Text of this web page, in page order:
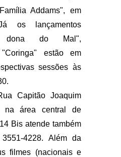
Addams", em
os lançamentos
dona do Mal",
estão em
sessões às
Capitão Joaquim
na área central de
Bis atende também
4228. Além da
filmes (nacionais e